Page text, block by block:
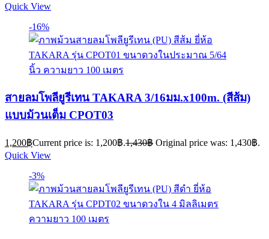
Quick View
-16%
สายลมโพลียูรีเทน TAKARA 3/16มม.x100m. (สีส้ม)
แบบม้วนเต็ม CPOT03
1,200฿Current price is: 1,200฿.1,430฿ Original price was: 1,430฿.
Quick View
-3%